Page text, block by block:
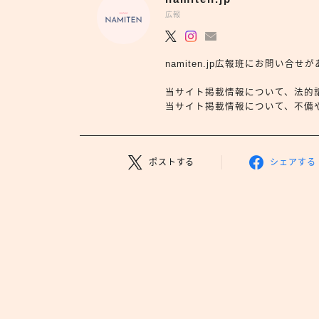
広報
namiten.jp広報班にお問い合せが
当サイト掲載情報について、法
当サイト掲載情報について、不
ポストする シェアする